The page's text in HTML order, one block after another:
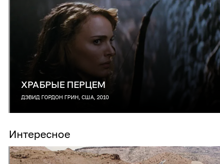
ХРАБРЫЕ ПЕРЦЕМ
ДЭВИД ГОРДОН ГРИН, США, 2010
Интересное